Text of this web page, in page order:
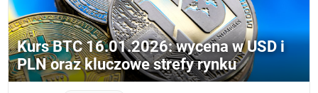
Kurs BTC 16.01.2026: wycena w USD i
PLN oraz kluczowe strefy rynku